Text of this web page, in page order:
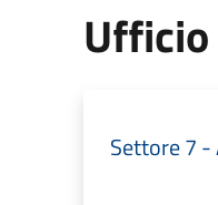
Settore 7